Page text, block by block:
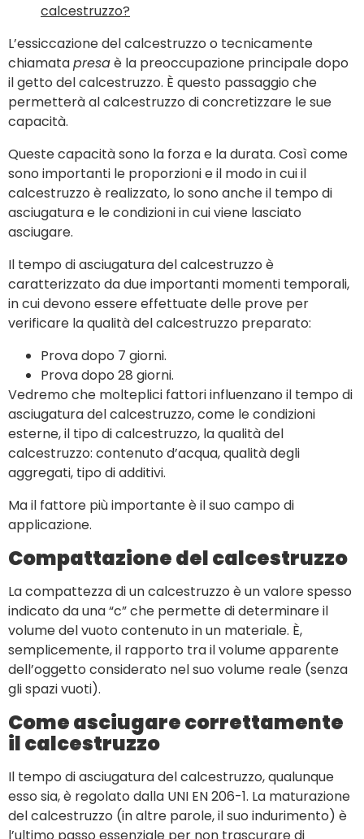
calcestruzzo?
L’essiccazione del calcestruzzo o tecnicamente
chiamatapresaè la preoccupazione principale dopo
il getto del calcestruzzo. È questo passaggio che
permetterà al calcestruzzo di concretizzare le sue
capacità.
Queste capacità sono la forza e la durata. Così come
sono importanti le proporzioni e il modo in cui il
calcestruzzo è realizzato, lo sono anche il tempo di
asciugatura e le condizioni in cui viene lasciato
asciugare.
Il tempo di asciugatura del calcestruzzo è
caratterizzato da due importanti momenti temporali,
in cui devono essere effettuate delle prove per
verificare la qualità del calcestruzzo preparato:
Prova dopo 7 giorni.
Prova dopo 28 giorni.
Vedremo che molteplici fattori influenzano il tempo di
asciugatura del calcestruzzo, come le condizioni
esterne, il tipo di calcestruzzo, la qualità del
calcestruzzo: contenuto d’acqua, qualità degli
aggregati, tipo di additivi.
Ma il fattore più importante è il suo campo di
applicazione.
Compattazione del calcestruzzo
La compattezza di un calcestruzzo è un valore spesso
indicato da una “c” che permette di determinare il
volume del vuoto contenuto in un materiale. È,
semplicemente, il rapporto tra il volume apparente
dell’oggetto considerato nel suo volume reale (senza
gli spazi vuoti).
Come asciugare correttamente
il calcestruzzo
Il tempo di asciugatura del calcestruzzo, qualunque
esso sia, è regolato dalla UNI EN 206-1. La maturazione
del calcestruzzo (in altre parole, il suo indurimento) è